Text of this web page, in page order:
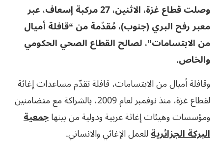
وصلت قطاع غزة، الاثنين، 27 مركبة إسعاف، عبر
معبر رفح البري (جنوب)، مُقدّمة من “قافلة أميال
من الابتسامات”، لصالح القطاع الصحي الحكومي
والخاص.
وقافلة أميال من الابتسامات، قافلة تقدّم مساعدات إغاثة
لقطاع غزة، منذ نوفمبر لعام 2009، بالشراكة مع متضامنين
ومؤسسات وهيئات إغاثة عربية ودولية من بينهاجمعية
البركة الجزائريةللعمل الإغاثي والانساني.